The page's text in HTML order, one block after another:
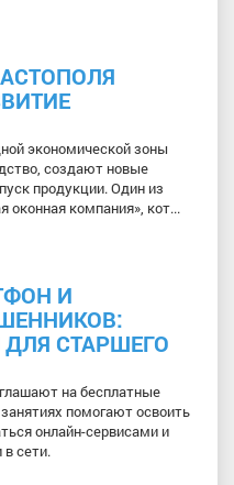
экономической зоны
создают новые
продукции. Один из
компания», кот...
И
СТАРШЕГО
на бесплатные
помогают освоить
онлайн-сервисами и
сети.